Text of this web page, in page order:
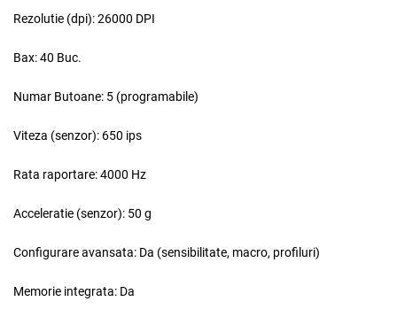
Rezolutie (dpi):26000 DPI
Bax:40 Buc.
Numar Butoane: 5 (programabile)
Viteza (senzor): 650 ips
Rata raportare:4000 Hz
Acceleratie (senzor): 50 g
Configurare avansata: Da (sensibilitate, macro, profiluri)
Memorie integrata: Da